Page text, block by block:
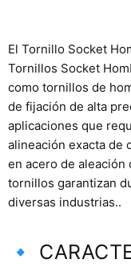
El Tornillo Socket
Tornillos Socket
como tornillos de
de fijación de alta
aplicaciones que
alineación exacta de
en acero de aleación
tornillos garantizan
diversas industrias..
🔹